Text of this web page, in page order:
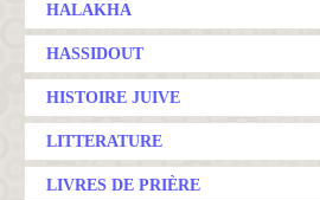
HALAKHA
HASSIDOUT
HISTOIRE JUIVE
LITTERATURE
LIVRES DE PRIÈRE